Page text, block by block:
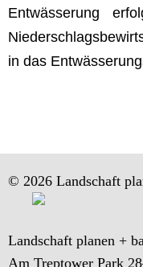
Entwässerung
in das
© 2026 Landschaft
Landschaft planen +
Am Treptower Park